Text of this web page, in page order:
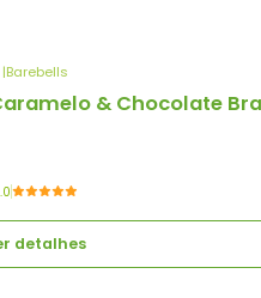
|Barebells
& Chocolate
detalhes